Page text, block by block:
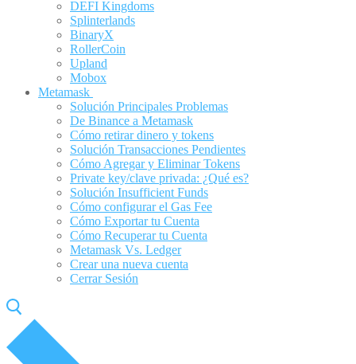
DEFI Kingdoms
Splinterlands
BinaryX
RollerCoin
Upland
Mobox
Metamask
Solución Principales Problemas
De Binance a Metamask
Cómo retirar dinero y tokens
Solución Transacciones Pendientes
Cómo Agregar y Eliminar Tokens
Private key/clave privada: ¿Qué es?
Solución Insufficient Funds
Cómo configurar el Gas Fee
Cómo Exportar tu Cuenta
Cómo Recuperar tu Cuenta
Metamask Vs. Ledger
Crear una nueva cuenta
Cerrar Sesión